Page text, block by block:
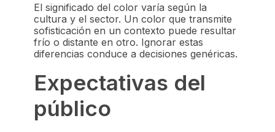
El significado del color varía según la
cultura y el sector. Un color que transmite
sofisticación en un contexto puede resultar
frío o distante en otro. Ignorar estas
diferencias conduce a decisiones genéricas.
Expectativas del
público